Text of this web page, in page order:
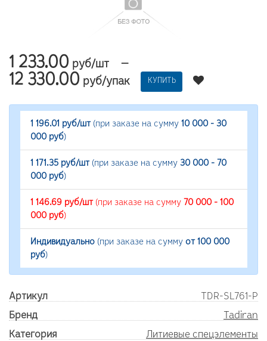
1 233.00 руб/шт —
12 330.00 руб/упак КУПИТЬ
1 196.01 руб/шт(при заказе на сумму 10 000 - 30
000 руб)
1 171.35 руб/шт(при заказе на сумму 30 000 - 70
000 руб)
1 146.69 руб/шт(при заказе на сумму 70 000 - 100
000 руб)
Индивидуально (при заказе на сумму от 100 000
руб)
Артикул
TDR-SL761-P
Бренд
Tadiran
Категория
Литиевые спецэлементы